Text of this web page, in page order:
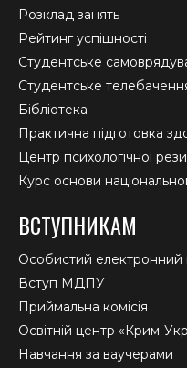
Розклад занять
Рейтинг успішності
Студентське
Студентське
Бібліотека
Практична підготовка
Центр психологічної
Курс основи
ВСТУПНИКАМ
Особистий електронний
Вступ МДПУ
Приймальна комісія
Освітній центр «Крим-
Навчання за ваучерами